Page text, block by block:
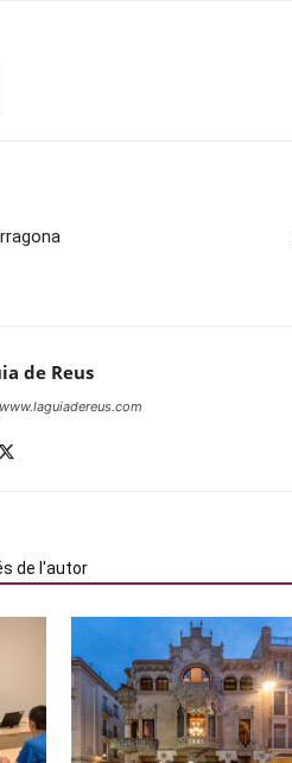
de Reus
de l'autor